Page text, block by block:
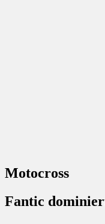
Motocross
Fantic